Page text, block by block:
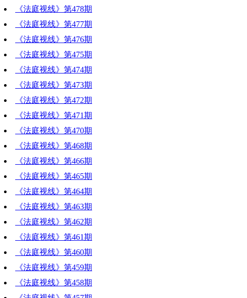
《法庭视线》第478期
《法庭视线》第477期
《法庭视线》第476期
《法庭视线》第475期
《法庭视线》第474期
《法庭视线》第473期
《法庭视线》第472期
《法庭视线》第471期
《法庭视线》第470期
《法庭视线》第468期
《法庭视线》第466期
《法庭视线》第465期
《法庭视线》第464期
《法庭视线》第463期
《法庭视线》第462期
《法庭视线》第461期
《法庭视线》第460期
《法庭视线》第459期
《法庭视线》第458期